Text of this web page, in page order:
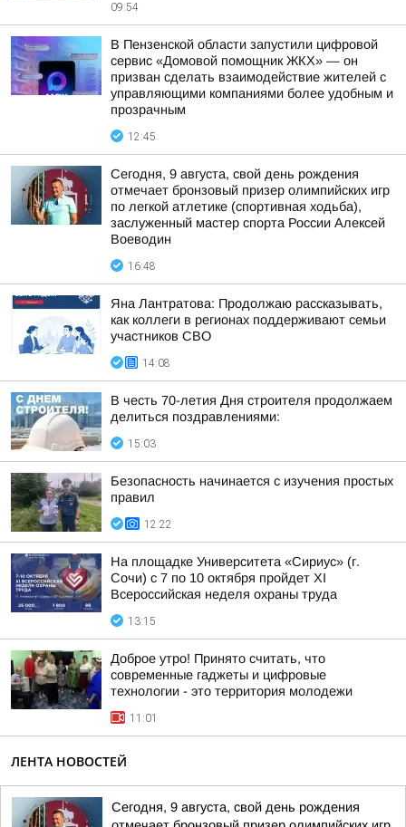
09:54
В Пензенской области запустили цифровой
сервис «Домовой помощник ЖКХ» — он
призван сделать взаимодействие жителей с
управляющими компаниями более удобным и
прозрачным
12:45
Сегодня, 9 августа, свой день рождения
отмечает бронзовый призер олимпийских игр
по легкой атлетике (спортивная ходьба),
заслуженный мастер спорта России Алексей
Воеводин
16:48
Яна Лантратова: Продолжаю рассказывать,
как коллеги в регионах поддерживают семьи
участников СВО
14:08
В честь 70-летия Дня строителя продолжаем
делиться поздравлениями:
15:03
Безопасность начинается с изучения простых
правил
12:22
На площадке Университета «Сириус» (г.
Сочи) с 7 по 10 октября пройдет XI
Всероссийская неделя охраны труда
13:15
Доброе утро! Принято считать, что
современные гаджеты и цифровые
технологии - это территория молодежи
11:01
ЛЕНТА НОВОСТЕЙ
Сегодня, 9 августа, свой день рождения